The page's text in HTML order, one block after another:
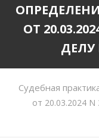
ОТ
ДЕЛУ
Судебная
от 20.03.2024